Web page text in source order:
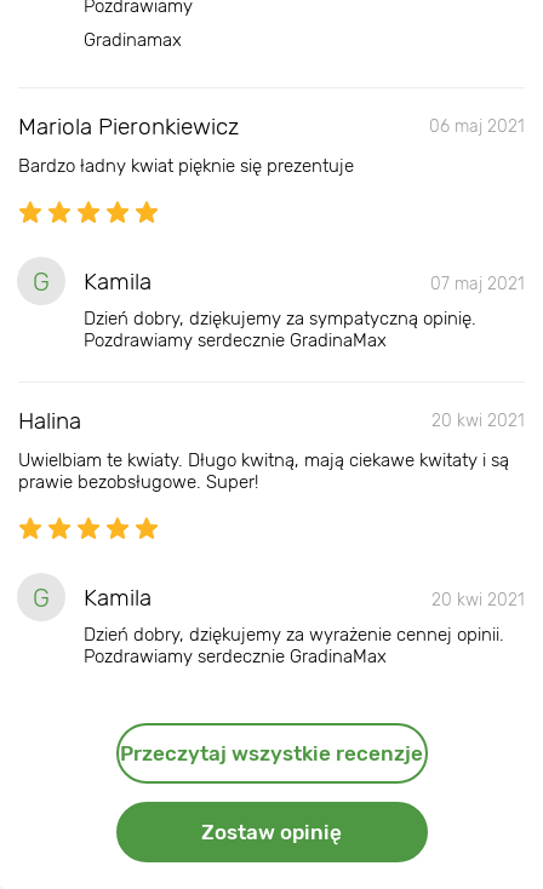
Pozdrawiamy
Gradinamax
Mariola Pieronkiewicz 06 maj 2021
Bardzo ładny kwiat pięknie się prezentuje
G Kamila 07 maj 2021
Dzień dobry, dziękujemy za sympatyczną opinię.
Pozdrawiamy serdecznie GradinaMax
Halina 20 kwi 2021
Uwielbiam te kwiaty. Długo kwitną, mają ciekawe kwitaty i są
prawie bezobsługowe. Super!
G Kamila 20 kwi 2021
Dzień dobry, dziękujemy za wyrażenie cennej opinii.
Pozdrawiamy serdecznie GradinaMax
Przeczytaj wszystkie recenzje
Zostaw opinię